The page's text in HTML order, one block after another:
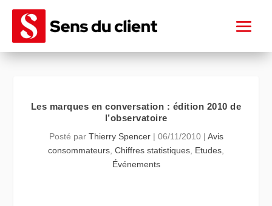
Les marques en conversation : édition 2010 de
l’observatoire
Posté par Thierry Spencer| 06/11/2010| Avis
consommateurs Chiffres statistiques Etudes
Événements